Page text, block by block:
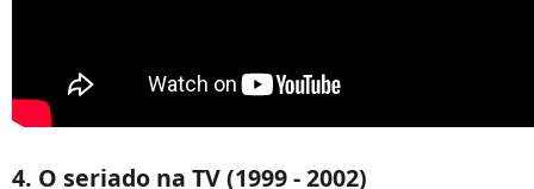
4. O seriado na TV (1999 - 2002)